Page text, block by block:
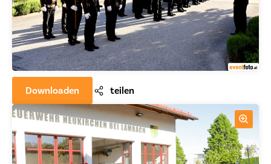
Downloaden teilen